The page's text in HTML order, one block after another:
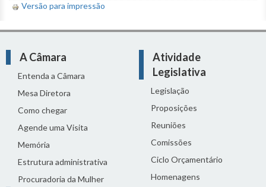
Versão para impressão
A Câmara
Entenda a Câmara
Mesa Diretora
Como chegar
Agende uma Visita
Memória
Estrutura administrativa
Procuradoria da Mulher
Atividade
Legislativa
Legislação
Proposições
Reuniões
Comissões
Ciclo Orçamentário
Homenagens